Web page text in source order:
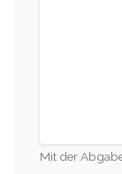
Mit der